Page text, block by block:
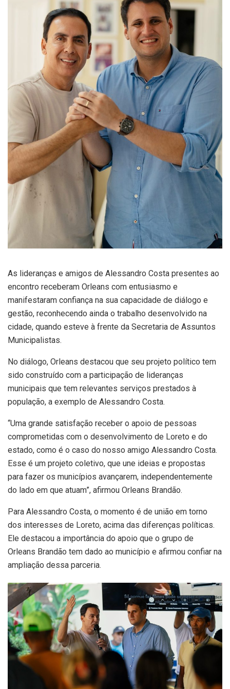
As lideranças e amigos de Alessandro Costa presentes ao
encontro receberam Orleans com entusiasmo e
manifestaram confiança na sua capacidade de diálogo e
gestão, reconhecendo ainda o trabalho desenvolvido na
cidade, quando esteve à frente da Secretaria de Assuntos
Municipalistas.
No diálogo, Orleans destacou que seu projeto político tem
sido construído com a participação de lideranças
municipais que tem relevantes serviços prestados à
população, a exemplo de Alessandro Costa.
“Uma grande satisfação receber o apoio de pessoas
comprometidas com o desenvolvimento de Loreto e do
estado, como é o caso do nosso amigo Alessandro Costa.
Esse é um projeto coletivo, que une ideias e propostas
para fazer os municípios avançarem, independentemente
do lado em que atuam”, afirmou Orleans Brandão.
Para Alessandro Costa, o momento é de união em torno
dos interesses de Loreto, acima das diferenças políticas.
Ele destacou a importância do apoio que o grupo de
Orleans Brandão tem dado ao município e afirmou confiar na
ampliação dessa parceria.